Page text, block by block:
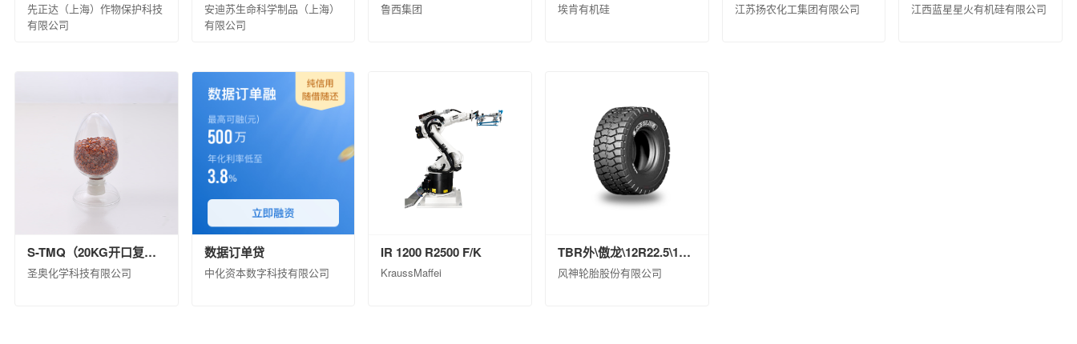
先正达（上海）作物保护科技
有限公司
安迪苏生命科学制品（上海）
有限公司
鲁西集团 埃肯有机硅 江苏扬农化工集团有限公司 江西蓝星星火有机硅有限公司
S-TMQ（20KG开口复合包装）
圣奥化学科技有限公司
数据订单贷
中化资本数字科技有限公司
IR 1200 R2500 F/K
KraussMaffei
TBR外\傲龙\12R22.5\18\ASR79ⅡPI\TL\0
风神轮胎股份有限公司